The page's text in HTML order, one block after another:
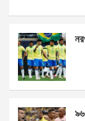
b
o
o
k
n
g
er